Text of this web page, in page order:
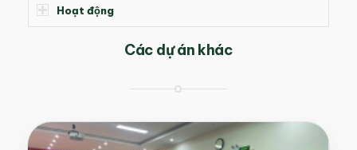
Hoạt động
Các dự án khác